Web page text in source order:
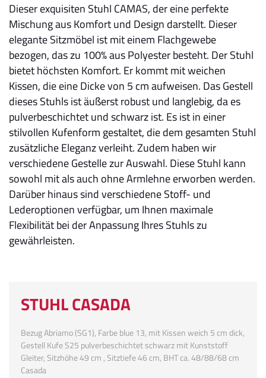
Dieser exquisiten Stuhl CAMAS, der eine perfekte
Mischung aus Komfort und Design darstellt. Dieser
elegante Sitzmöbel ist mit einem Flachgewebe
bezogen, das zu 100% aus Polyester besteht. Der Stuhl
bietet höchsten Komfort. Er kommt mit weichen
Kissen, die eine Dicke von 5 cm aufweisen. Das Gestell
dieses Stuhls ist äußerst robust und langlebig, da es
pulverbeschichtet und schwarz ist. Es ist in einer
stilvollen Kufenform gestaltet, die dem gesamten Stuhl
zusätzliche Eleganz verleiht. Zudem haben wir
verschiedene Gestelle zur Auswahl. Diese Stuhl kann
sowohl mit als auch ohne Armlehne erworben werden.
Darüber hinaus sind verschiedene Stoff- und
Lederoptionen verfügbar, um Ihnen maximale
Flexibilität bei der Anpassung Ihres Stuhls zu
gewährleisten.
STUHL CASADA
Bezug Abriamo (SG1), Farbe blue 13, mit Kissen weich 5 cm dick,
Gestell Kufe S25 pulverbeschichtet schwarz mit Kunststoff
Gleiter, Sitzhöhe 49 cm , Sitztiefe 46 cm, BHT ca. 48/88/68 cm
Casada